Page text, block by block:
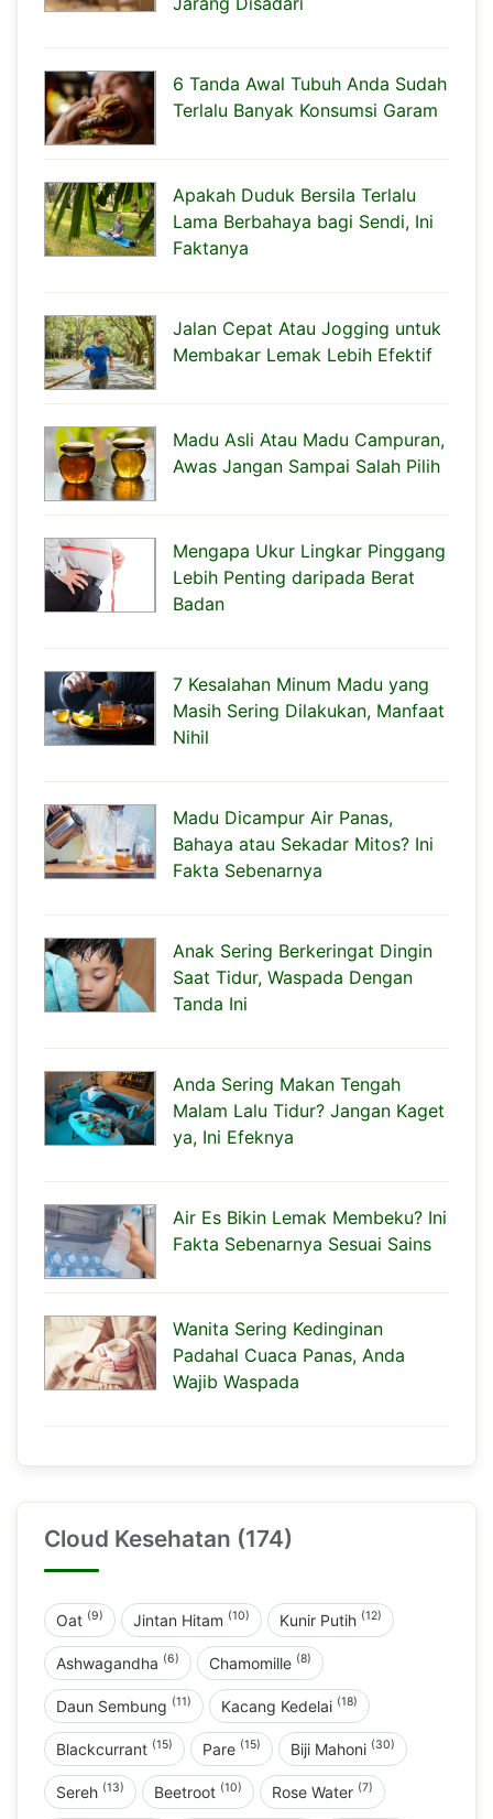
6 Tanda Awal Tubuh Anda Sudah
Terlalu Banyak Konsumsi Garam
Apakah Duduk Bersila Terlalu
Lama Berbahaya bagi Sendi, Ini
Faktanya
Jalan Cepat Atau Jogging untuk
Membakar Lemak Lebih Efektif
Madu Asli Atau Madu Campuran,
Awas Jangan Sampai Salah Pilih
Mengapa Ukur Lingkar Pinggang
Lebih Penting daripada Berat
Badan
7 Kesalahan Minum Madu yang
Masih Sering Dilakukan, Manfaat
Nihil
Madu Dicampur Air Panas,
Bahaya atau Sekadar Mitos? Ini
Fakta Sebenarnya
Anak Sering Berkeringat Dingin
Saat Tidur, Waspada Dengan
Tanda Ini
Anda Sering Makan Tengah
Malam Lalu Tidur? Jangan Kaget
ya, Ini Efeknya
Air Es Bikin Lemak Membeku? Ini
Fakta Sebenarnya Sesuai Sains
Wanita Sering Kedinginan
Padahal Cuaca Panas, Anda
Wajib Waspada
Cloud Kesehatan (174)
Oat (9) Jintan Hitam (10) Kunir Putih (12)
Ashwagandha (6) Chamomille (8)
Daun Sembung (11) Kacang Kedelai (18)
Blackcurrant (15) Pare (15) Biji Mahoni (30)
Sereh (13) Beetroot (10) Rose Water (7)